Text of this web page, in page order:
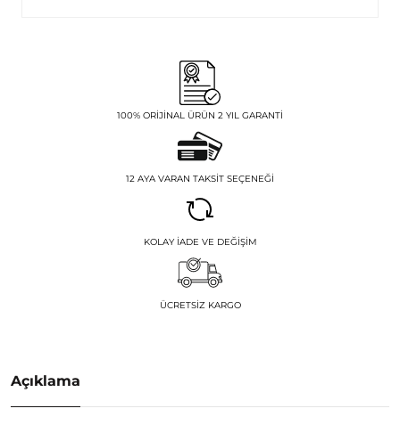
100% ORIJINAL ÜRÜN 2 YIL GARANTI
12 AYA VARAN TAKSIT SEÇENEĞI
KOLAY İADE VE DEĞIŞIM
ÜCRETSIZ KARGO
Açıklama